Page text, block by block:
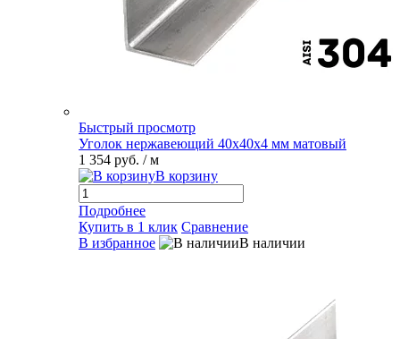
Быстрый просмотр
Уголок нержавеющий 40х40х4 мм матовый
1 354 руб. / м
В корзину
Подробнее
Купить в 1 клик Сравнение
В избранное
В наличии